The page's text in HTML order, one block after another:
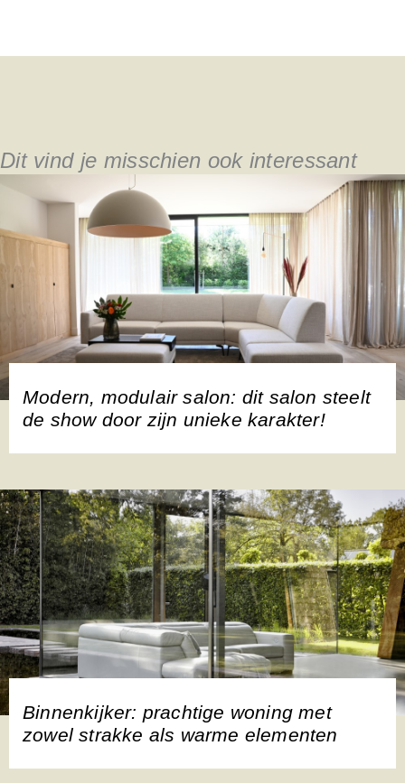
Dit vind je misschien ook interessant
Modern, modulair salon: dit salon steelt
de show door zijn unieke karakter!
Binnenkijker: prachtige woning met
zowel strakke als warme elementen